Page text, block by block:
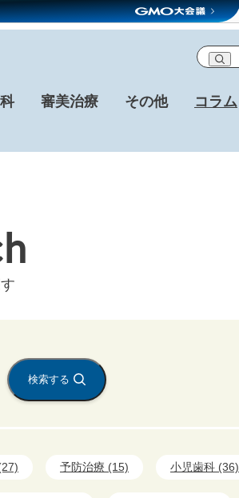
審美治療 その他 コラム
検索する
予防治療 (15) 小児歯科 (36)